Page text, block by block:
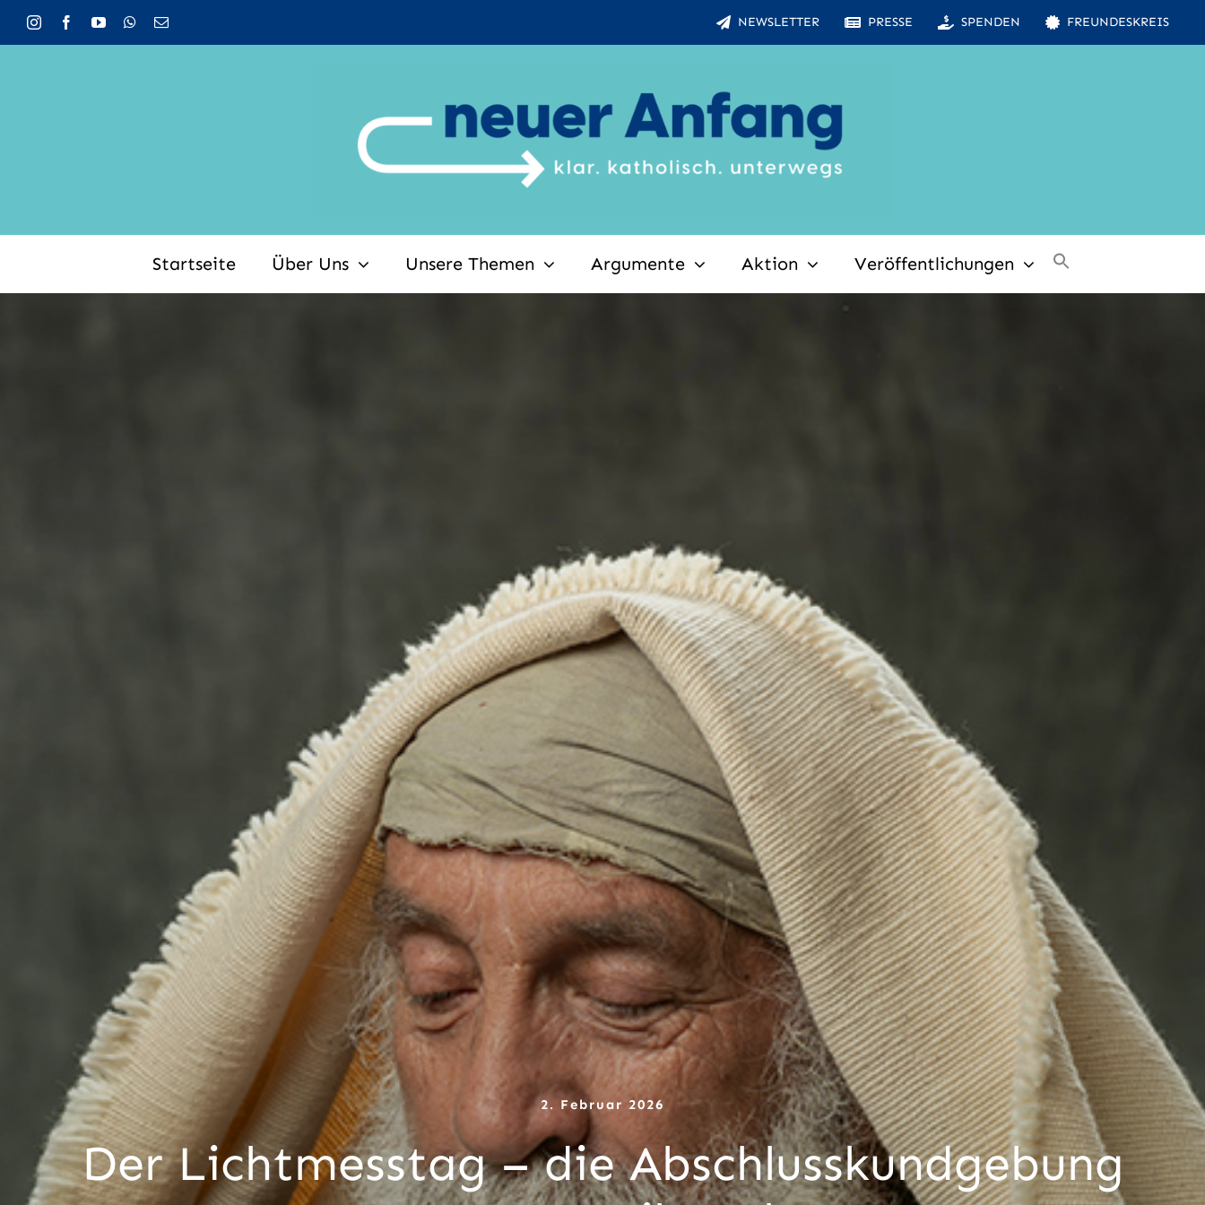
Zum
Inhalt
NEWSLETTER PRESSE SPENDEN FREUNDESKREIS
Startseite Über Uns Unsere Themen Argumente Aktion Veröffentlichungen
2. Februar 2026
Der Lichtmesstag – die Abschlusskund­gebung